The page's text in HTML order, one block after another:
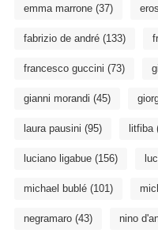
emma marrone(37)
fabrizio de andré(133)
francesco guccini (73)
gianni morandi (45)
laura pausini (95) litfiba
luciano ligabue(156)
michael bublé(101)
negramaro(43) nino